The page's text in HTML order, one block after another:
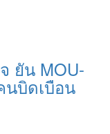
ยัน MOU-
บิดเบือน